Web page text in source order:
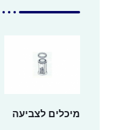
מיכלים לצביעה